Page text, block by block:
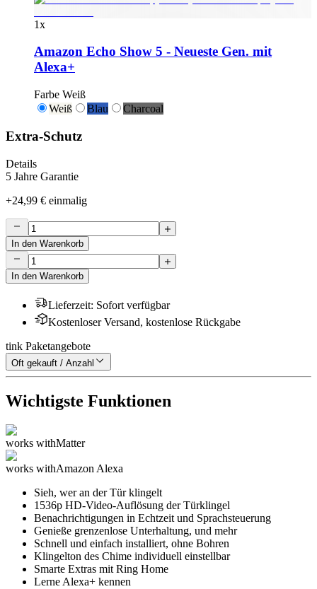
1x
Amazon Echo Show 5 - Neueste Gen. mit
Alexa+
Farbe Weiß
Weiß
Blau Charcoal
Extra-Schutz
Details
5 Jahre Garantie
+24,99 € einmalig
In den Warenkorb
In den Warenkorb
Lieferzeit: Sofort verfügbar
Kostenloser Versand, kostenlose Rückgabe
tink Paketangebote
Oft gekauft / Anzahl
Wichtigste Funktionen
works withMatter
works withAmazon Alexa
Sieh, wer an der Tür klingelt
1536p HD-Video-Auflösung der Türklingel
Benachrichtigungen in Echtzeit und Sprachsteuerung
Genieße grenzenlose Unterhaltung, und mehr
Schnell und einfach installiert, ohne Bohren
Klingelton des Chime individuell einstellbar
Smarte Extras mit Ring Home
Lerne Alexa+ kennen